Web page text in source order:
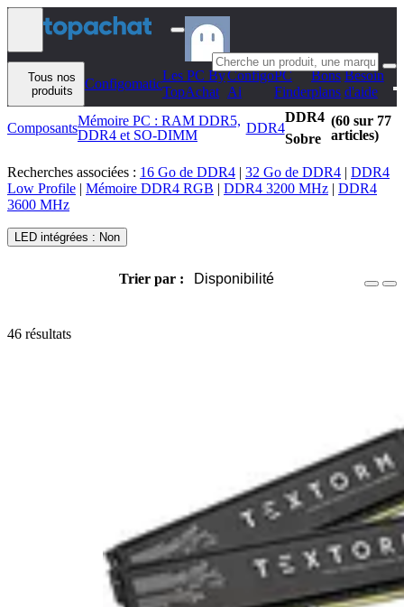
Aller au contenu
Tous nos
produits
Configomatic
Les PC By
TopAchat
Configo
Ai
PC
Finder
Bons
plans
Besoin
d'aide
ComposantsMémoire PC : RAM DDR5,
DDR4 et SO-DIMM
DDR4
DDR4
Sobre
(60 sur 77
articles)
Recherches associées : 16 Go de DDR4 | 32 Go de DDR4 | DDR4
Low Profile | Mémoire DDR4 RGB | DDR4 3200 MHz | DDR4
3600 MHz
LED intégrées : Non
Trier par : Disponibilité
46 résultats